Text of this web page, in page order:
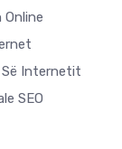
Online
Së Internetit
SEO